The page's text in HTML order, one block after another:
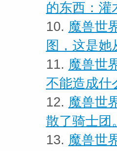
的东西：灌
10. 魔兽世
图，这是她
11. 魔兽世
不能造成什
12. 魔兽世
散了骑士团
13. 魔兽世